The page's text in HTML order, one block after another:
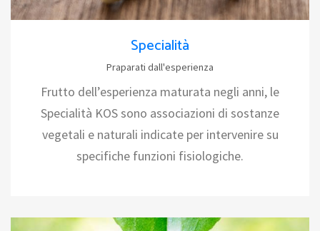
Specialità
Praparati dall'esperienza
Frutto dell’esperienza maturata negli anni, le
Specialità KOS sono associazioni di sostanze
vegetali e naturali indicate per intervenire su
specifiche funzioni fisiologiche.